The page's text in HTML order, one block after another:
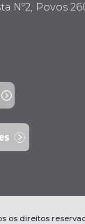
Nº2, Povos
os direitos